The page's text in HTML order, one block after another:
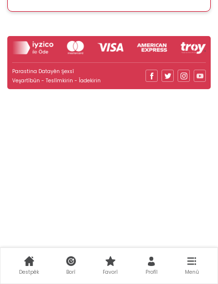
Parastina Datayên Şexsî
Veşartîbûn - Teslîmkirin - Îadekirin
Destpêk Borî Favorî Profîl Menû